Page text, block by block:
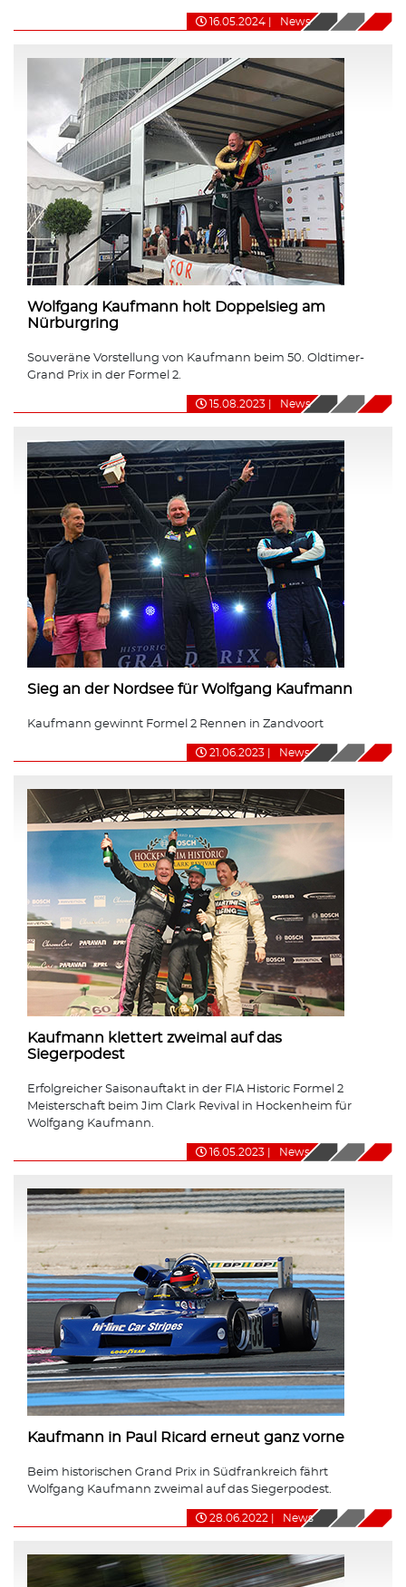
16.05.2024 News
Wolfgang Kaufmann holt Doppelsieg am
Nürburgring
Souveräne Vorstellung von Kaufmann beim 50. Oldtimer-
Grand Prix in der Formel 2.
15.08.2023 News
Sieg an der Nordsee für Wolfgang Kaufmann
Kaufmann gewinnt Formel 2 Rennen in Zandvoort
21.06.2023 News
Kaufmann klettert zweimal auf das
Siegerpodest
Erfolgreicher Saisonauftakt in der FIA Historic Formel 2
Meisterschaft beim Jim Clark Revival in Hockenheim für
Wolfgang Kaufmann.
16.05.2023 News
Kaufmann in Paul Ricard erneut ganz vorne
Beim historischen Grand Prix in Südfrankreich fährt
Wolfgang Kaufmann zweimal auf das Siegerpodest.
28.06.2022 News